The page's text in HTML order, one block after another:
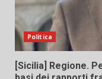
Politica
[Sicilia] Regione.